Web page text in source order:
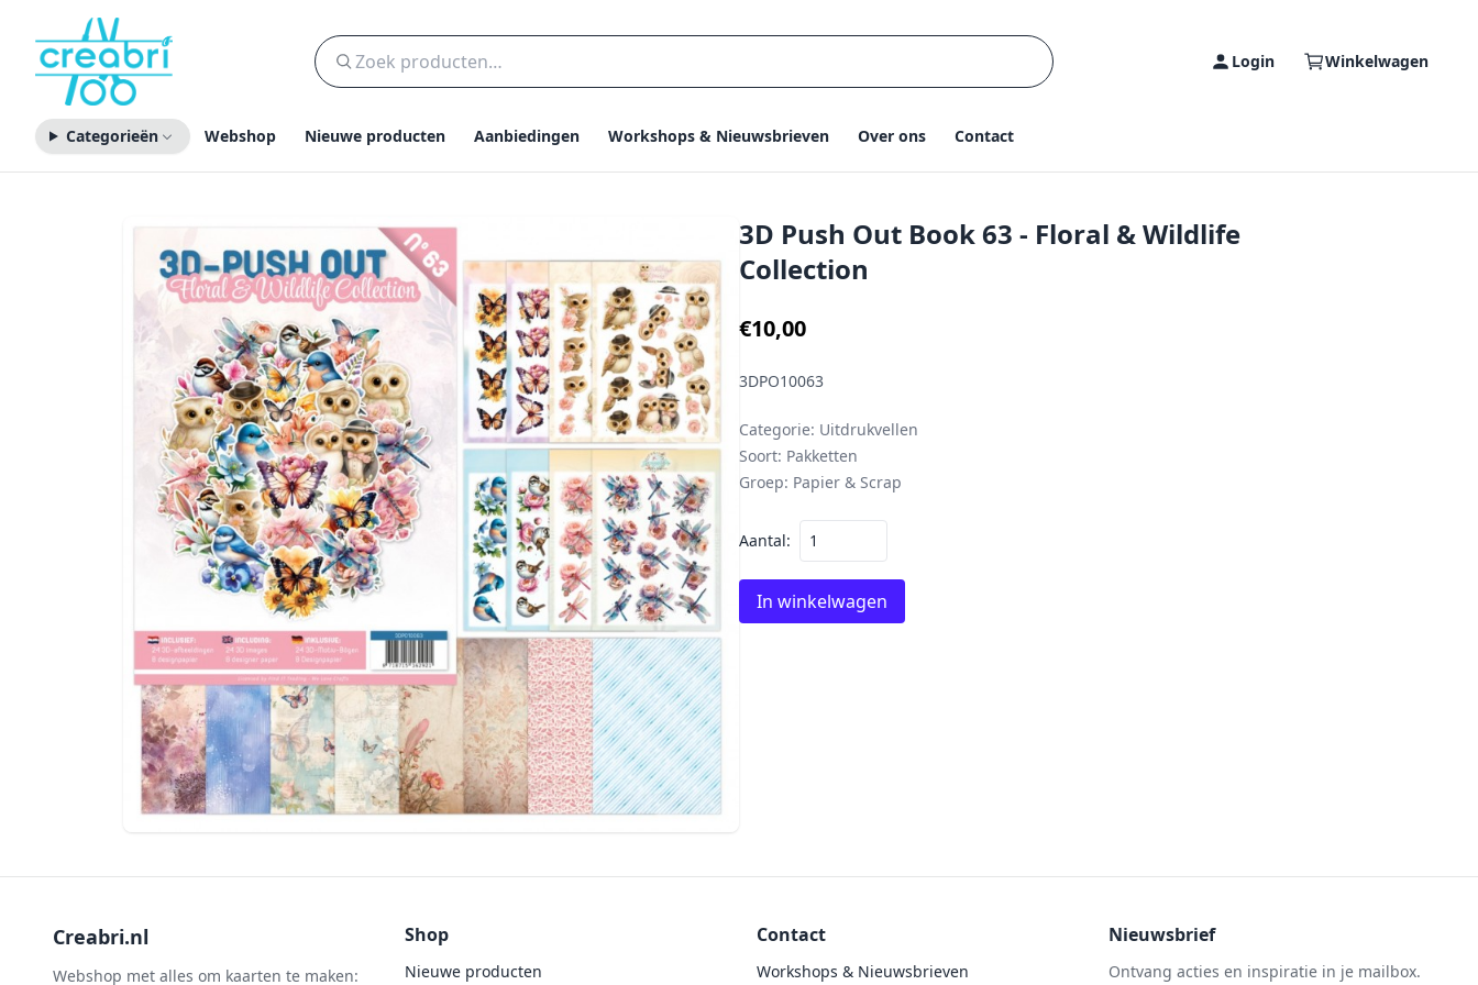
Login Winkelwagen
Categorieën Webshop Nieuwe producten Aanbiedingen Workshops & Nieuwsbrieven Over ons Contact
3D Push Out Book 63 - Floral & Wildlife
Collection
€10,00
3DPO10063
Categorie: Uitdrukvellen
Soort: Pakketten
Groep: Papier & Scrap
Aantal:
In winkelwagen
Creabri.nl
Webshop met alles om kaarten te maken:
Shop
Nieuwe producten
Contact
Workshops & Nieuwsbrieven
Nieuwsbrief
Ontvang acties en inspiratie in je mailbox.